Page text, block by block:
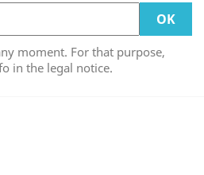
moment. For that purpose,
in the legal notice.